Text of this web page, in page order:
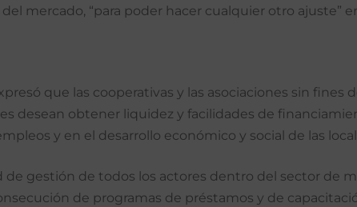
mercado, “para poder hacer cualquier otro ajuste”
que las cooperativas y las asociaciones sin
desean obtener liquidez y facilidades de
y en el desarrollo económico y social de las
de gestión de todos los actores dentro del sector
de programas de préstamos y de